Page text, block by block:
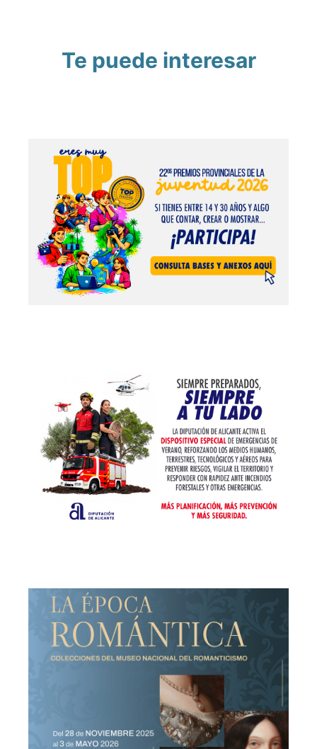
Te puede interesar